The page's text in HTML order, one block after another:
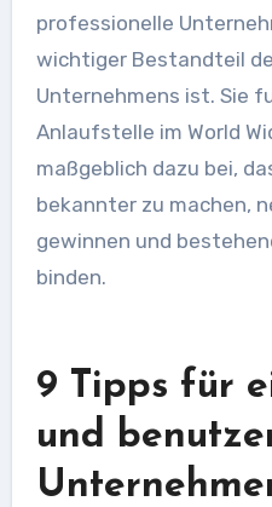
professionelle
wichtiger Bestandteil
Unternehmens ist. Sie
Anlaufstelle im World
maßgeblich dazu bei,
bekannter zu machen,
gewinnen und
binden.
9 Tipps für
und